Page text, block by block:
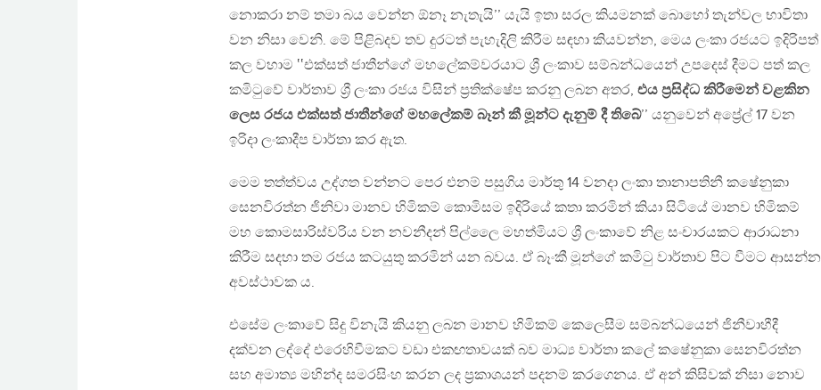
නොකරා නම් තමා බය වෙන්න ඕනෑ නැතැයි’’ යැයි ඉතා සරල කියමනක් බොහෝ තැන්වල භාවිතා
වන නිසා වෙනි. මේ පිළිබදව තව දුරටත් පැහැදිලි කිරීම සඳහා කියවන්න, මෙය ලංකා රජයට ඉදිරිපත්
කල වහාම ‛‛එක්සත් ජාතීන්ගේ මහලේකම්වරයාට ශ්‍රී ලංකාව සම්බන්ධයෙන් උපදෙස් දීමට පත් කල
කමිටුවේ වාර්තාව ශ්‍රී ලංකා රජය විසින් ප්‍රතික්ෂේප කරනු ලබන අතර, එය ප්‍රසිද්ධ කිරීමෙන් වළකින
ලෙස රජය එක්සත් ජාතීන්ගේ මහලේකම් බෑන් කී මූන්ට දැනුම් දී තිබේ’’ යනුවෙන් අප්‍රේල් 17 වන
ඉරිදා ලංකාදීප වාර්තා කර ඇත.
මෙම තත්ත්වය උද්ගත වන්නට පෙර එනම් පසුගිය මාර්තු 14 වනදා ලංකා තානාපතිනී කෂේනුකා
සෙනවිරත්න ජිනිවා මානව හිමිකම් කොමිසම ඉදිරියේ කතා කරමින් කියා සිටියේ මානව හිමිකම්
මහ කොමසාරිස්වරිය වන නවනීදන් පිල්ලෛ මහත්මියට ශ්‍රී ලංකාවේ නිළ සංචාරයකට ආරාධනා
කිරීම සදහා තම රජය කටයුතු කරමින් යන බවය. ඒ බෑංකී මූන්ගේ කමිටු වාර්තාව පිට වීමට ආසන්න
අවස්ථාවක ය.
එසේම ලංකාවේ සිදු විනැයි කියනු ලබන මානව හිමිකම් කෙලෙසීම සම්බන්ධයෙන් ජිනීවාහීදී
දක්වන ලද්දේ එරෙහිවීමකට වඩා එකඟතාවයක් බව මාධ්‍ය වාර්තා කලේ කෂේනුකා සෙනවිරත්න
සහ අමාත්‍ය මහින්ද සමරසිංහ කරන ලද ප්‍රකාශයන් පදනම් කරගෙනය. ඒ අන් කිසිවක් නිසා නොව